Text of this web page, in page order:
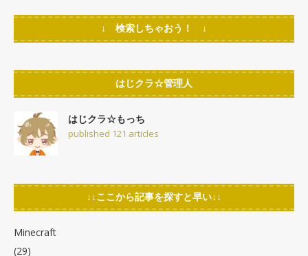
↓ 検索しちゃおう！ ↓
はじクラ☆管理人
はじクラ☆もっち
published 121 articles
↓↓ここから記事を探すと早い↓↓
Minecraft
(29)